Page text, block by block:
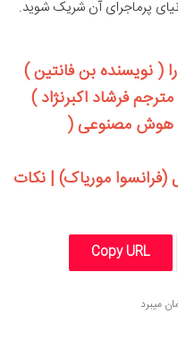
پرماجرای آن شریک شوید.
( نویسنده بن فانتین )
فرشاد اکبرنژاد )
هوش مصنوعی (
(فرانسوا موریاک) | نکات
Copy URL